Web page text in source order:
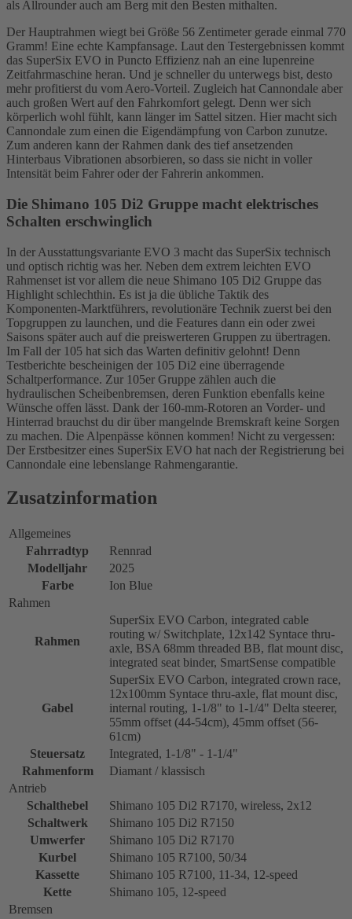
als Allrounder auch am Berg mit den Besten mithalten.
Der Hauptrahmen wiegt bei Größe 56 Zentimeter gerade einmal 770
Gramm! Eine echte Kampfansage. Laut den Testergebnissen kommt
das SuperSix EVO in Puncto Effizienz nah an eine lupenreine
Zeitfahrmaschine heran. Und je schneller du unterwegs bist, desto
mehr profitierst du vom Aero-Vorteil. Zugleich hat Cannondale aber
auch großen Wert auf den Fahrkomfort gelegt. Denn wer sich
körperlich wohl fühlt, kann länger im Sattel sitzen. Hier macht sich
Cannondale zum einen die Eigendämpfung von Carbon zunutze.
Zum anderen kann der Rahmen dank des tief ansetzenden
Hinterbaus Vibrationen absorbieren, so dass sie nicht in voller
Intensität beim Fahrer oder der Fahrerin ankommen.
Die Shimano 105 Di2 Gruppe macht elektrisches
Schalten erschwinglich
In der Ausstattungsvariante EVO 3 macht das SuperSix technisch
und optisch richtig was her. Neben dem extrem leichten EVO
Rahmenset ist vor allem die neue Shimano 105 Di2 Gruppe das
Highlight schlechthin. Es ist ja die übliche Taktik des
Komponenten-Marktführers, revolutionäre Technik zuerst bei den
Topgruppen zu launchen, und die Features dann ein oder zwei
Saisons später auch auf die preiswerteren Gruppen zu übertragen.
Im Fall der 105 hat sich das Warten definitiv gelohnt! Denn
Testberichte bescheinigen der 105 Di2 eine überragende
Schaltperformance. Zur 105er Gruppe zählen auch die
hydraulischen Scheibenbremsen, deren Funktion ebenfalls keine
Wünsche offen lässt. Dank der 160-mm-Rotoren an Vorder- und
Hinterrad brauchst du dir über mangelnde Bremskraft keine Sorgen
zu machen. Die Alpenpässe können kommen! Nicht zu vergessen:
Der Erstbesitzer eines SuperSix EVO hat nach der Registrierung bei
Cannondale eine lebenslange Rahmengarantie.
Zusatzinformation
Allgemeines
Fahrradtyp
Rennrad
Modelljahr
2025
Farbe
Ion Blue
Rahmen
Rahmen
SuperSix EVO Carbon, integrated cable
routing w/ Switchplate, 12x142 Syntace thru-
axle, BSA 68mm threaded BB, flat mount disc,
integrated seat binder, SmartSense compatible
Gabel
SuperSix EVO Carbon, integrated crown race,
12x100mm Syntace thru-axle, flat mount disc,
internal routing, 1-1/8" to 1-1/4" Delta steerer,
55mm offset (44-54cm), 45mm offset (56-
61cm)
Steuersatz
Integrated, 1-1/8" - 1-1/4"
Rahmenform
Diamant / klassisch
Antrieb
Schalthebel
Shimano 105 Di2 R7170, wireless, 2x12
Schaltwerk
Shimano 105 Di2 R7150
Umwerfer
Shimano 105 Di2 R7170
Kurbel
Shimano 105 R7100, 50/34
Kassette
Shimano 105 R7100, 11-34, 12-speed
Kette
Shimano 105, 12-speed
Bremsen